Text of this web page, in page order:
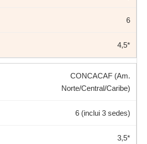
6
4,5*
CONCACAF (Am.
Norte/Central/Caribe)
6 (inclui 3 sedes)
3,5*